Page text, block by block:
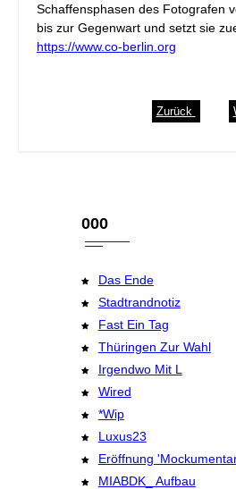
Schaffensphasen des Fotografen
bis zur Gegenwart und setzt sie
https://www.co-berlin.org
Zurück
000
Das Ende
Stadtrandnotiz
Fast Ein Tag
Thüringen Zur Wahl
Irgendwo Mit L
Wired
*wip
Luxus23
Eröffnung
MIABDK_ Aufbau